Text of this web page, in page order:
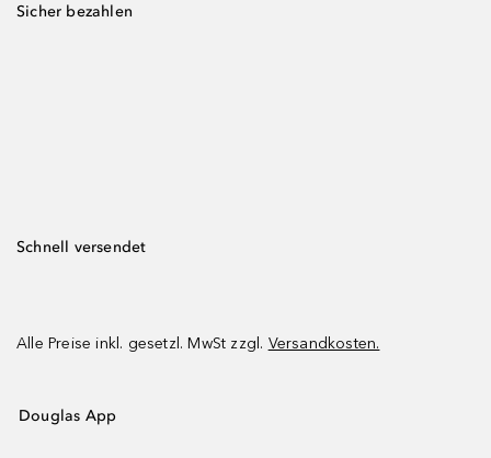
Sicher bezahlen
Schnell versendet
Alle Preise inkl. gesetzl. MwSt zzgl. Versandkosten.
Douglas App